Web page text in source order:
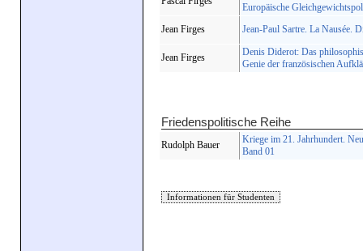
Europäische
Jean Firges
Jean-Paul Sartre. La Nausée.
Jean Firges
Denis Diderot: Das
Genie der französischen
Friedenspolitische Reihe
Rudolph Bauer
Kriege im 21. Jahrhundert.
Band 01